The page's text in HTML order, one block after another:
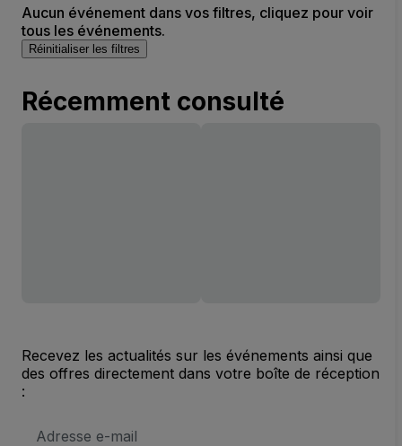
Aucun événement dans vos filtres, cliquez pour voir
tous les événements.
Réinitialiser les filtres
Récemment consulté
Recevez les actualités sur les événements ainsi que
des offres directement dans votre boîte de réception
:
e-